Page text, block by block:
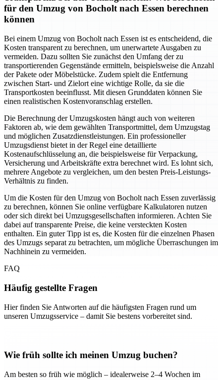
für den Umzug von Bocholt nach Essen berechnen
können
Bei einem Umzug von Bocholt nach Essen ist es entscheidend, die
Kosten transparent zu berechnen, um unerwartete Ausgaben zu
vermeiden. Dazu sollten Sie zunächst den Umfang der zu
transportierenden Gegenstände ermitteln, beispielsweise die Anzahl
der Pakete oder Möbelstücke. Zudem spielt die Entfernung
zwischen Start- und Zielort eine wichtige Rolle, da sie die
Transportkosten beeinflusst. Mit diesen Grunddaten können Sie
einen realistischen Kostenvoranschlag erstellen.
Die Berechnung der Umzugskosten hängt auch von weiteren
Faktoren ab, wie dem gewählten Transportmittel, dem Umzugstag
und möglichen Zusatzdienstleistungen. Ein professioneller
Umzugsdienst bietet in der Regel eine detaillierte
Kostenaufschlüsselung an, die beispielsweise für Verpackung,
Versicherung und Arbeitskräfte extra berechnet wird. Es lohnt sich,
mehrere Angebote zu vergleichen, um den besten Preis-Leistungs-
Verhältnis zu finden.
Um die Kosten für den Umzug von Bocholt nach Essen zuverlässig
zu berechnen, können Sie online verfügbare Kalkulatoren nutzen
oder sich direkt bei Umzugsgesellschaften informieren. Achten Sie
dabei auf transparente Preise, die keine versteckten Kosten
enthalten. Ein guter Tipp ist es, die Kosten für die einzelnen Phasen
des Umzugs separat zu betrachten, um mögliche Überraschungen im
Nachhinein zu vermeiden.
FAQ
Häufig gestellte Fragen
Hier finden Sie Antworten auf die häufigsten Fragen rund um
unseren Umzugsservice – damit Sie bestens vorbereitet sind.
Wie früh sollte ich meinen Umzug buchen?
Am besten so früh wie möglich – idealerweise 2–4 Wochen im